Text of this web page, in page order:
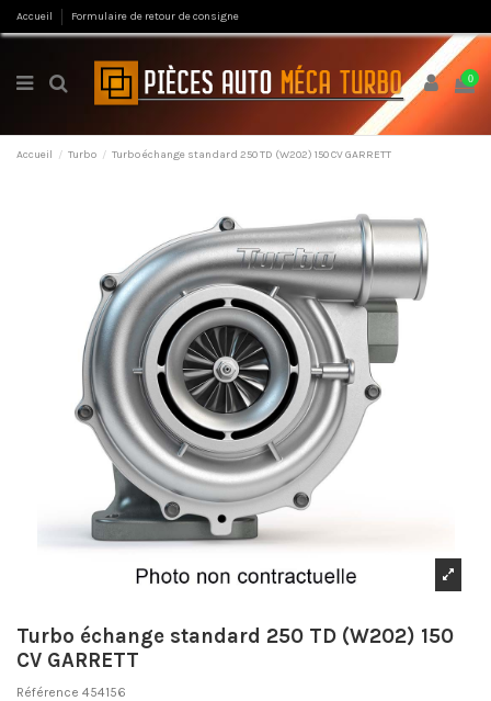
Accueil Formulaire de retour de consigne
0
Accueil Turbo Turbo échange standard 250 TD (W202) 150 CV GARRETT
Turbo échange standard 250 TD (W202) 150
CV GARRETT
Référence 454156